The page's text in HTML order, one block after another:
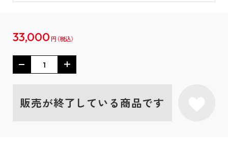
33,000 円
販売が終了している商品です